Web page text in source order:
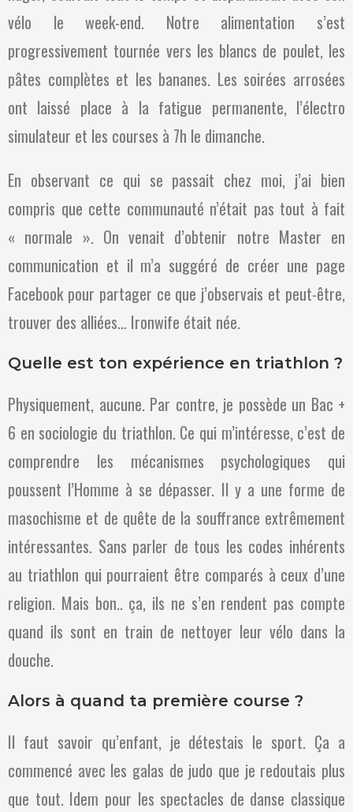
vélo le week-end. Notre alimentation s’est
progressivement tournée vers les blancs de poulet, les
pâtes complètes et les bananes. Les soirées arrosées
ont laissé place à la fatigue permanente, l’électro
simulateur et les courses à 7h le dimanche.
En observant ce qui se passait chez moi, j’ai bien
compris que cette communauté n’était pas tout à fait
« normale ». On venait d’obtenir notre Master en
communication et il m’a suggéré de créer une page
Facebook pour partager ce que j’observais et peut-être,
trouver des alliées… Ironwife était née.
Quelle est ton expérience en triathlon ?
Physiquement, aucune. Par contre, je possède un Bac +
6 en sociologie du triathlon. Ce qui m’intéresse, c’est de
comprendre les mécanismes psychologiques qui
poussent l’Homme à se dépasser. Il y a une forme de
masochisme et de quête de la souffrance extrêmement
intéressantes. Sans parler de tous les codes inhérents
au triathlon qui pourraient être comparés à ceux d’une
religion. Mais bon.. ça, ils ne s’en rendent pas compte
quand ils sont en train de nettoyer leur vélo dans la
douche.
Alors à quand ta première course ?
Il faut savoir qu’enfant, je détestais le sport. Ça a
commencé avec les galas de judo que je redoutais plus
que tout. Idem pour les spectacles de danse classique